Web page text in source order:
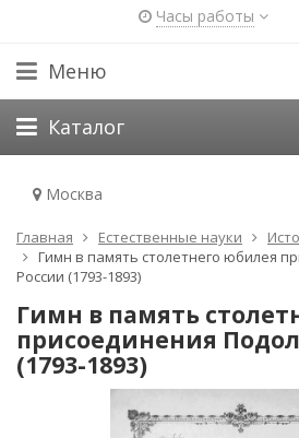
Часы работы
Меню
Каталог
Москва
Главная Естественные науки
Гимн в память столетнего юбилея
России (1793-1893)
Гимн в память
присоединения
(1793-1893)